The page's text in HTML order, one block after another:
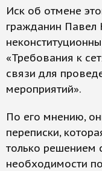
Иск об отмене
гражданин Павел
«Требования к
связи для
мероприятий».
По его мнению,
переписки,
только решением
необходимости